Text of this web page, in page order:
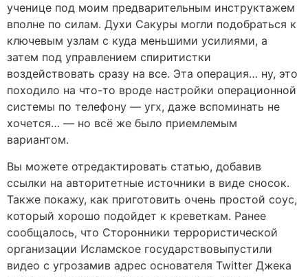
ученице под моим предварительным инструктажем
вполне по силам. Духи Сакуры могли подобраться к
ключевым узлам с куда меньшими усилиями, а
затем под управлением спиритистки
воздействовать сразу на все. Эта операция… ну, это
походило на что-то вроде настройки операционной
системы по телефону — угх, даже вспоминать не
хочется… — но всё же было приемлемым
вариантом.
Вы можете отредактировать статью, добавив
ссылки на авторитетные источники в виде сносок.
Также покажу, как приготовить очень простой соус,
который хорошо подойдет к креветкам. Ранее
сообщалось, что Сторонники террористической
организации Исламское государствовыпустили
видео с угрозамив адрес основателя Twitter Джека